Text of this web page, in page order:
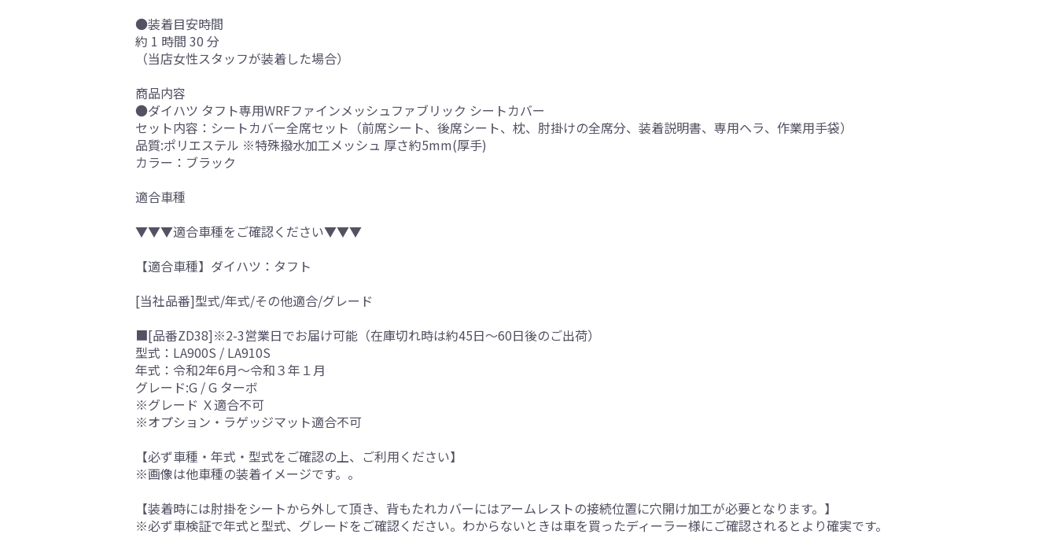
●装着目安時間
約 1 時間 30 分
（当店女性スタッフが装着した場合）
商品内容
●ダイハツ タフト専用WRFファインメッシュファブリック シートカバー
セット内容：シートカバー全席セット（前席シート、後席シート、枕、肘掛けの全席分、装着説明書、専用ヘラ、作業用手袋）
品質:ポリエステル ※特殊撥水加工メッシュ 厚さ約5mm(厚手)
カラー：ブラック
適合車種
▼▼▼適合車種をご確認ください▼▼▼
【適合車種】ダイハツ：タフト
[当社品番]型式/年式/その他適合/グレード
■[品番ZD38]※2-3営業日でお届け可能（在庫切れ時は約45日～60日後のご出荷）
型式：LA900S / LA910S
年式：令和2年6月～令和３年１月
グレード:G / G ターボ
※グレード Ｘ適合不可
※オプション・ラゲッジマット適合不可
【必ず車種・年式・型式をご確認の上、ご利用ください】
※画像は他車種の装着イメージです。。
【装着時には肘掛をシートから外して頂き、背もたれカバーにはアームレストの接続位置に穴開け加工が必要となります。】
※必ず車検証で年式と型式、グレードをご確認ください。わからないときは車を買ったディーラー様にご確認されるとより確実です。